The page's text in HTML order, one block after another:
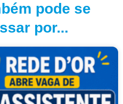
pode se
por...